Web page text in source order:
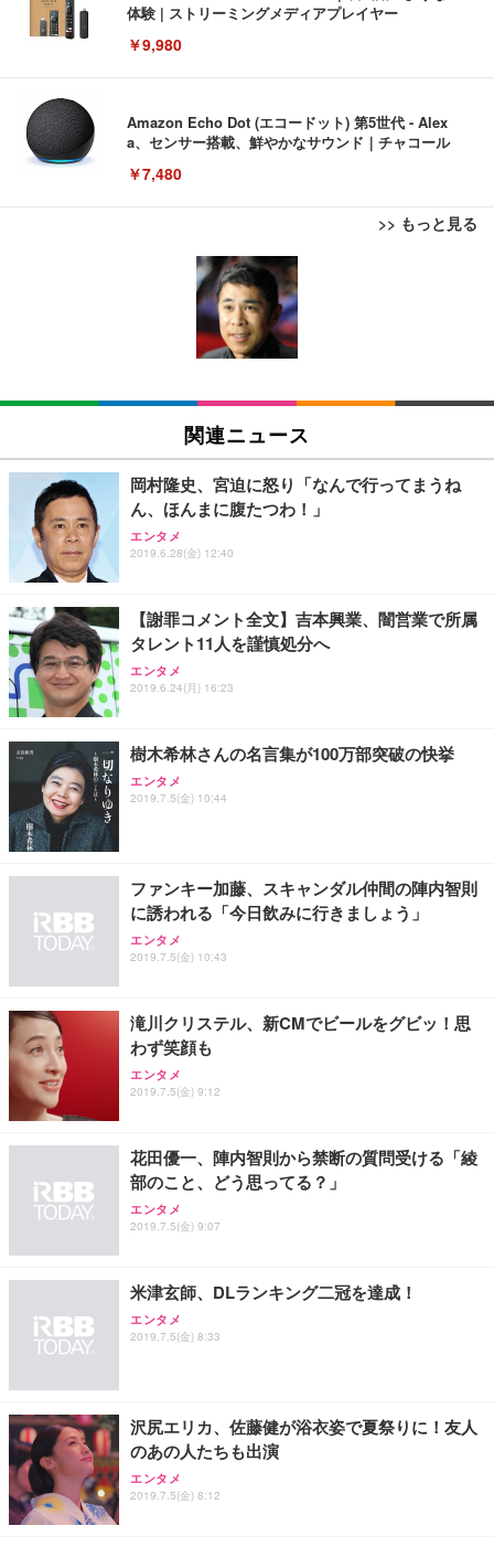
体験 | ストリーミングメディアプレイヤー
￥9,980
Amazon Echo Dot (エコードット) 第5世代 - Alex
a、センサー搭載、鮮やかなサウンド｜チャコール
￥7,480
>> もっと見る
[EdoErgo] オフィスチェア 椅子 テレワーク 疲れな
い 跳ね上げ式アームレスト コンパクト 約105度ロッ
キング pc 事務椅子 360度回転 座面昇降 強化ナイロ
ン樹脂ベース 通気性メッシュ 在宅ワーク H-WY01
(黒網+黒枠+黒足)
SIHOO B100 オフィスチェア／デスクチェア メッシ
ュチェア 人間工学 疲れない ブラック
￥27,999
Sezlife オフィスチェア デスクチェア 疲れない テレ
ワーク チェア 強化バックレスト 30度ロッキング機
能 人間工学 椅子 腰サポート 90度跳ね上げ式アーム
務用 おしゃれ パソコンチェア (ブラック)
Sezlife オフィスチェア デスクチェア 疲れない テレ
ワーク チェア 強化バックレスト 30度ロッキング機
能 人間工学 椅子 腰サポート 90度跳ね上げ式アーム
務用 おしゃれ パソコンチェア (ホワイト)
ANDWINT オフィスチェア デスクチェア 肘なし メ
ッシュ 通気性 ランバーサポート付き 腰サポート ガ
EIZO ビジネス向けプレミアムモニター | FlexScan
EV3240X-WT | 31.5型4K UHD・USB Type-C・ホワ
￥105,595
EIZO ビジネス向けプレミアムモニター | FlexScan
￥109,572
【純正品】27"ゲーミングモニター DualSense 充電
フック付き（CFI-ZDM1J）
【整備済み品】Dell E2724HS 27インチ 液晶モニタ
ー フルHD（1920×1080）VA 非光沢 HDMI/DisplayP
ort/VGA スピーカー内蔵 高さ調整 スイベル VESA対
【MiniLED/24.5inch/280Hz/FHD】GRAPHT THE S
HOOTER Gaming Monitor 24” Essential ゲーミン
Amazonベーシック ペットシーツ 薄型 レギュラー 1
回使い捨て 無香料 ホワイト 300枚
Amazonベーシック ペットシーツ 厚型 ワイド 42枚
x2袋(84枚) ホワイト(吸収面:ライトブルー)
￥3,234
ネオ・ルーライフ ネオ・オムツ L 中型犬用 26枚入
り 単品
Smart Basic(スマートベーシック) 【Amazon.co.jp
限定】 Smart Basic アイリスオーヤマ ペットシーツ
超厚型 お徳用 ワイド 100枚入 (x 1) (ケース販売)
アイリスオーヤマ ペットシーツ 超厚型 お徳用 レギ
関連ニュース
岡村隆史、宮迫に怒り「なんで行ってまうね
ん、ほんまに腹たつわ！」
エンタメ
2019.6.28(金) 12:40
【謝罪コメント全文】吉本興業、闇営業で所属
タレント11人を謹慎処分へ
エンタメ
2019.6.24(月) 16:23
樹木希林さんの名言集が100万部突破の快挙
エンタメ
2019.7.5(金) 10:44
ファンキー加藤、スキャンダル仲間の陣内智則
に誘われる「今日飲みに行きましょう」
エンタメ
2019.7.5(金) 10:43
滝川クリステル、新CMでビールをグビッ！思
わず笑顔も
エンタメ
2019.7.5(金) 9:12
花田優一、陣内智則から禁断の質問受ける「綾
部のこと、どう思ってる？」
エンタメ
2019.7.5(金) 9:07
米津玄師、DLランキング二冠を達成！
エンタメ
2019.7.5(金) 8:33
沢尻エリカ、佐藤健が浴衣姿で夏祭りに！友人
のあの人たちも出演
エンタメ
2019.7.5(金) 8:12